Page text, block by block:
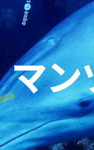
マン